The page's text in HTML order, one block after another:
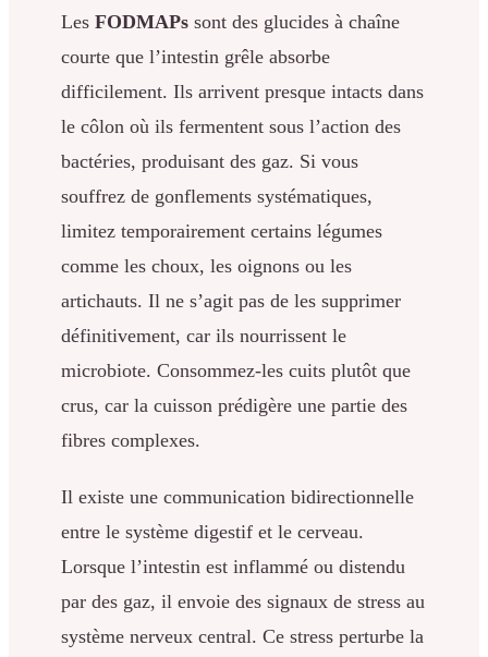
Les FODMAPs sont des glucides à chaîne
courte que l’intestin grêle absorbe
difficilement. Ils arrivent presque intacts dans
le côlon où ils fermentent sous l’action des
bactéries, produisant des gaz. Si vous
souffrez de gonflements systématiques,
limitez temporairement certains légumes
comme les choux, les oignons ou les
artichauts. Il ne s’agit pas de les supprimer
définitivement, car ils nourrissent le
microbiote. Consommez-les cuits plutôt que
crus, car la cuisson prédigère une partie des
fibres complexes.
Il existe une communication bidirectionnelle
entre le système digestif et le cerveau.
Lorsque l’intestin est inflammé ou distendu
par des gaz, il envoie des signaux de stress au
système nerveux central. Ce stress perturbe la